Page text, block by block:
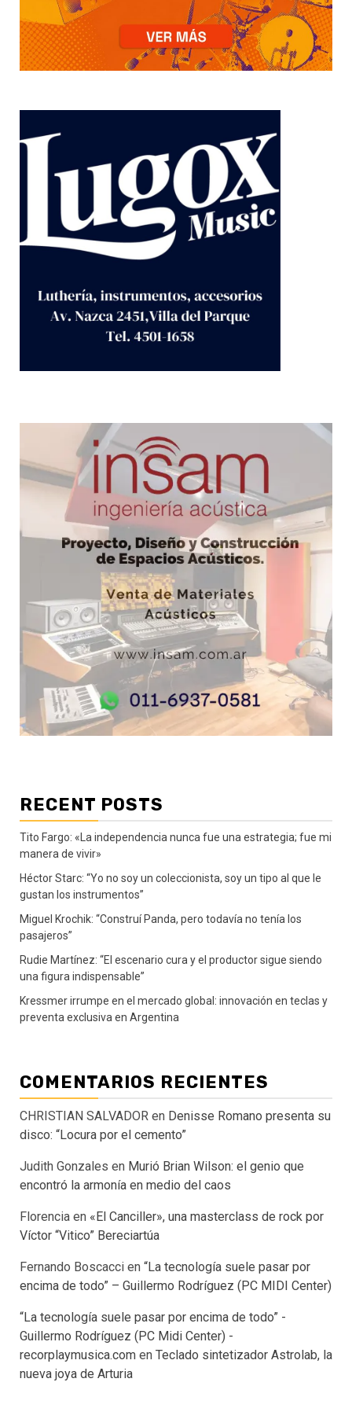
RECENT POSTS
Tito Fargo: «La independencia nunca fue una estrategia; fue mi
manera de vivir»
Héctor Starc: “Yo no soy un coleccionista, soy un tipo al que le
gustan los instrumentos”
Miguel Krochik: “Construí Panda, pero todavía no tenía los
pasajeros”
Rudie Martínez: “El escenario cura y el productor sigue siendo
una figura indispensable”
Kressmer irrumpe en el mercado global: innovación en teclas y
preventa exclusiva en Argentina
COMENTARIOS RECIENTES
CHRISTIAN SALVADOR en Denisse Romano presenta su
disco: “Locura por el cemento”
Judith Gonzales en Murió Brian Wilson: el genio que
encontró la armonía en medio del caos
Florencia en «El Canciller», una masterclass de rock por
Víctor “Vitico” Bereciartúa
Fernando Boscacci en “La tecnología suele pasar por
encima de todo” – Guillermo Rodríguez (PC MIDI Center)
“La tecnología suele pasar por encima de todo” -
Guillermo Rodríguez (PC Midi Center) -
recorplaymusica.com en Teclado sintetizador Astrolab, la
nueva joya de Arturia